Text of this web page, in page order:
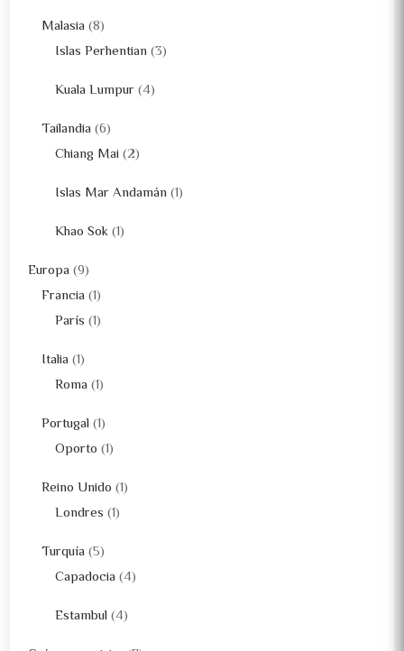
Malasia (8)
Islas Perhentian (3)
Kuala Lumpur(4)
Tailandia (6)
Chiang Mai (2)
Islas Mar Andamán (1)
Khao Sok(1)
Europa (9)
Francia (1)
París (1)
Italia (1)
Roma (1)
Portugal(1)
Oporto (1)
Reino Unido (1)
Londres (1)
Turquía (5)
Capadocia (4)
Estambul(4)